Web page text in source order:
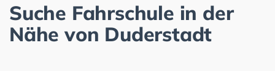
Suche Fahrschule in der
Nähe von Duderstadt